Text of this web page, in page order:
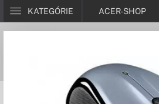
KATEGÓRIE ACER-SHOP